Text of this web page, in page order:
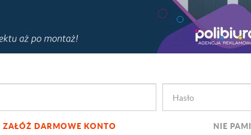
ZAŁÓŻ DARMOWE KONTO NIE